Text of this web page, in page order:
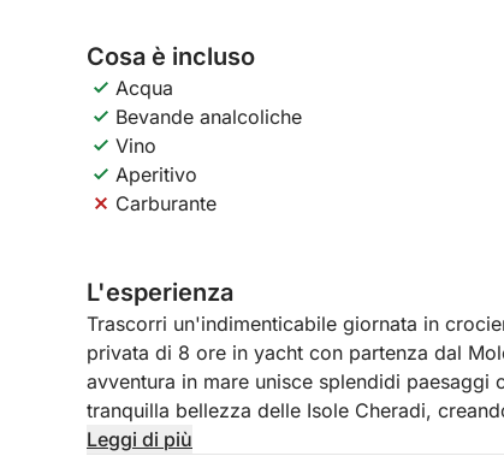
Cosa è incluso
Acqua
Bevande analcoliche
Vino
Aperitivo
Carburante
L'esperienza
Trascorri un'indimenticabile giornata in
privata di 8 ore in yacht con partenza dal
avventura in mare unisce splendidi paesaggi
tranquilla bellezza delle Isole Cheradi,
Leggi di più